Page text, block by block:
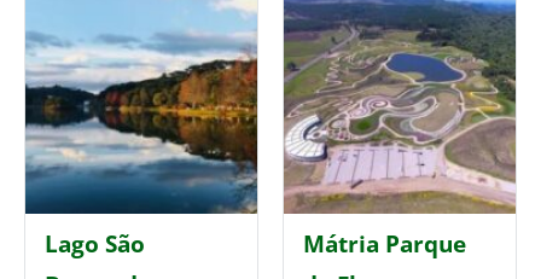
Lago São
Mátria Parque